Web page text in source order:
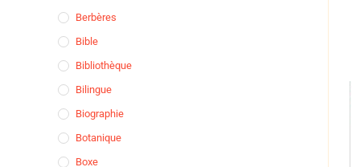
Berbères
Bible
Bibliothèque
Bilingue
Biographie
Botanique
Boxe